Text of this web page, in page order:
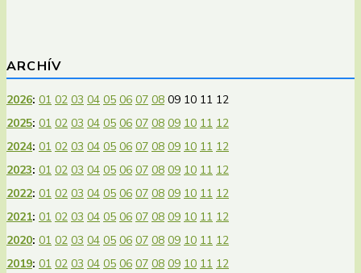
ARCHÍV
2026: 01 02 03 04 05 06 07 08 09 10 11 12
2025: 01 02 03 04 05 06 07 08 09 10 11 12
2024: 01 02 03 04 05 06 07 08 09 10 11 12
2023: 01 02 03 04 05 06 07 08 09 10 11 12
2022: 01 02 03 04 05 06 07 08 09 10 11 12
2021: 01 02 03 04 05 06 07 08 09 10 11 12
2020: 01 02 03 04 05 06 07 08 09 10 11 12
2019: 01 02 03 04 05 06 07 08 09 10 11 12